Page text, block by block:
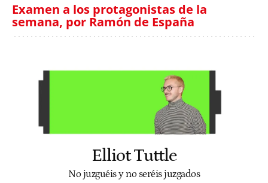
Examen a los protagonistas de la
semana, por Ramón de España
Elliot Tuttle
No juzguéis y no seréis juzgados